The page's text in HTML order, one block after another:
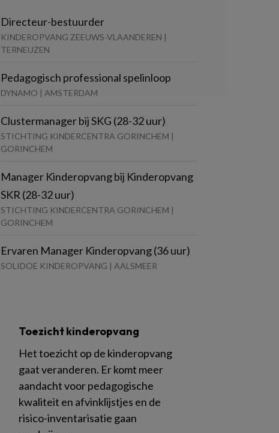
Directeur-bestuurder
KINDEROPVANG ZEEUWS-VLAANDEREN |
TERNEUZEN
Pedagogisch professional spelinloop
DYNAMO | AMSTERDAM
Clustermanager bij SKG (28-32 uur)
STICHTING KINDERCENTRA GORINCHEM |
GORINCHEM
Manager Kinderopvang bij Kinderopvang
SKR (28-32 uur)
STICHTING KINDERCENTRA GORINCHEM |
GORINCHEM
Ervaren Manager Kinderopvang (36 uur)
SOLIDOE KINDEROPVANG | AALSMEER
Toezicht kinderopvang
Het toezicht op de kinderopvang
gaat veranderen. Er komt meer
aandacht voor pedagogische
kwaliteit en afvinklijstjes en de
risico-inventarisatie gaan